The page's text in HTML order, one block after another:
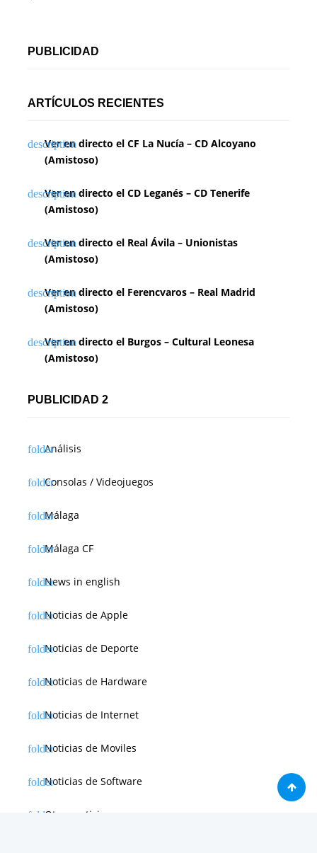
PUBLICIDAD
ARTÍCULOS RECIENTES
Ver en directo el CF La Nucía – CD Alcoyano
(Amistoso)
Ver en directo el CD Leganés – CD Tenerife
(Amistoso)
Ver en directo el Real Ávila – Unionistas
(Amistoso)
Ver en directo el Ferencvaros – Real Madrid
(Amistoso)
Ver en directo el Burgos – Cultural Leonesa
(Amistoso)
PUBLICIDAD 2
Análisis
Consolas / Videojuegos
Málaga
Málaga CF
News in english
Noticias de Apple
Noticias de Deporte
Noticias de Hardware
Noticias de Internet
Noticias de Moviles
Noticias de Software
Otras noticias